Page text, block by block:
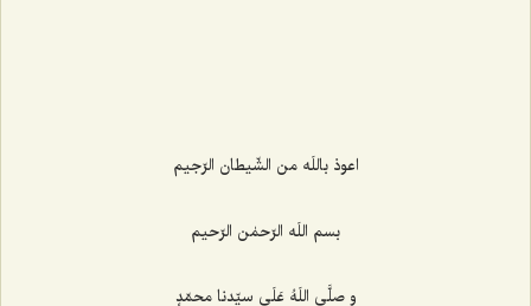
اعوذ باللَه من الشّیطان الرّجیم
بسم اللَه الرّحمٰن الرّحیم
و صلَّی اللَهُ عَلَی سیّدنا محمّدٍ